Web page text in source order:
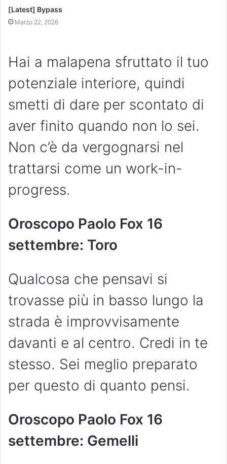
[Latest] Bypass
Marzo 22, 2026
Hai a malapena sfruttato il tuo
potenziale interiore, quindi
smetti di dare per scontato di
aver finito quando non lo sei.
Non c’è da vergognarsi nel
trattarsi come un work-in-
progress.
Oroscopo Paolo Fox 16
settembre: Toro
Qualcosa che pensavi si
trovasse più in basso lungo la
strada è improvvisamente
davanti e al centro. Credi in te
stesso. Sei meglio preparato
per questo di quanto pensi.
Oroscopo Paolo Fox 16
settembre: Gemelli